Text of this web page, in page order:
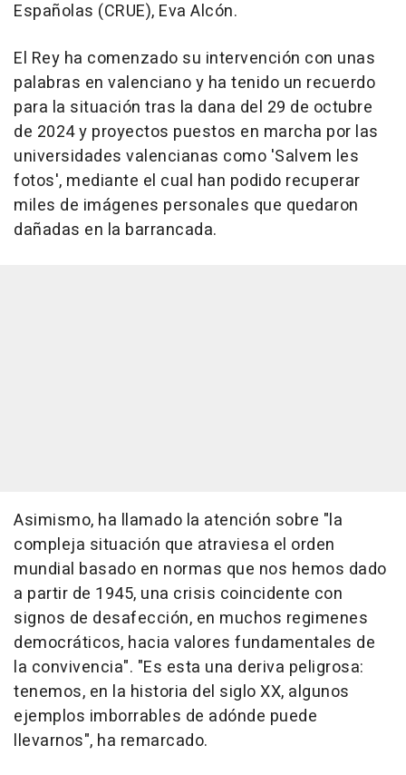
Españolas (CRUE), Eva Alcón.
El Rey ha comenzado su intervención con unas
palabras en valenciano y ha tenido un recuerdo
para la situación tras la dana del 29 de octubre
de 2024 y proyectos puestos en marcha por las
universidades valencianas como 'Salvem les
fotos', mediante el cual han podido recuperar
miles de imágenes personales que quedaron
dañadas en la barrancada.
Asimismo, ha llamado la atención sobre "la
compleja situación que atraviesa el orden
mundial basado en normas que nos hemos dado
a partir de 1945, una crisis coincidente con
signos de desafección, en muchos regimenes
democráticos, hacia valores fundamentales de
la convivencia". "Es esta una deriva peligrosa:
tenemos, en la historia del siglo XX, algunos
ejemplos imborrables de adónde puede
llevarnos", ha remarcado.